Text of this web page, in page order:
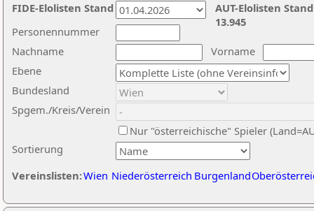
Nachname
Vorname
Ebene
Sortierung
Personennummer
Bundesland
Spgem./Kreis/Verein
Nur "österreichische" Spieler
Vereinslisten:Wien Niederösterreich Burgenland
AUT-Elolisten
13.945
FIDE-Elolisten Stand